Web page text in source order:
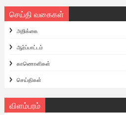
செய்தி வகைகள்
அறிக்கை
ஆர்ப்பாட்டம்
காணொளிகள்
செய்திகள்
விளம்பரம்